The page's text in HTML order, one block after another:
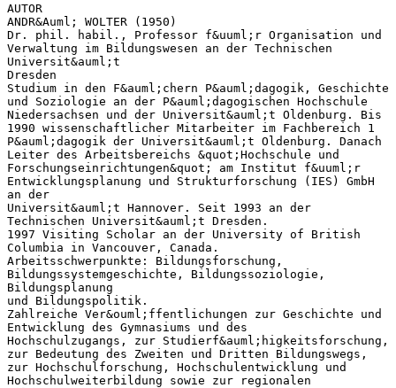
AUTOR
ANDR&Auml; WOLTER (1950)
Dr. phil. habil., Professor f&uuml;r Organisation und
Verwaltung im Bildungswesen an der Technischen
Universit&auml;t
Dresden
Studium in den F&auml;chern P&auml;dagogik, Geschichte
und Soziologie an der P&auml;dagogischen Hochschule
Niedersachsen und der Universit&auml;t Oldenburg. Bis
1990 wissenschaftlicher Mitarbeiter im Fachbereich 1
P&auml;dagogik der Universit&auml;t Oldenburg. Danach
Leiter des Arbeitsbereichs &quot;Hochschule und
Forschungseinrichtungen&quot; am Institut f&uuml;r
Entwicklungsplanung und Strukturforschung (IES) GmbH
an der
Universit&auml;t Hannover. Seit 1993 an der
Technischen Universit&auml;t Dresden.
1997 Visiting Scholar an der University of British
Columbia in Vancouver, Canada.
Arbeitsschwerpunkte: Bildungsforschung,
Bildungssystemgeschichte, Bildungssoziologie,
Bildungsplanung
und Bildungspolitik.
Zahlreiche Ver&ouml;ffentlichungen zur Geschichte und
Entwicklung des Gymnasiums und des
Hochschulzugangs, zur Studierf&auml;higkeitsforschung,
zur Bedeutung des Zweiten und Dritten Bildungswegs,
zur Hochschulforschung, Hochschulentwicklung und
Hochschulweiterbildung sowie zur regionalen